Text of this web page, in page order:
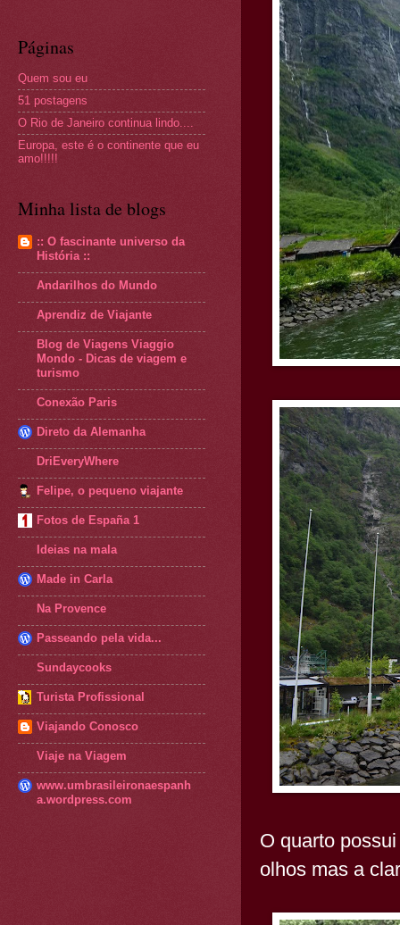
O quarto
olhos mas a
Páginas
Quem sou eu
51 postagens
O Rio de Janeiro continua lindo....
Europa, este é o continente que eu
amo!!!!!
Minha lista de blogs
:: O fascinante universo da
História ::
Andarilhos do Mundo
Aprendiz de Viajante
Blog de Viagens Viaggio
Mondo - Dicas de viagem e
turismo
Conexão Paris
Direto da Alemanha
DriEveryWhere
Felipe, o pequeno viajante
Fotos de España 1
Ideias na mala
Made in Carla
Na Provence
Passeando pela vida...
Sundaycooks
Turista Profissional
Viajando Conosco
Viaje na Viagem
www.umbrasileironaespanh
a.wordpress.com